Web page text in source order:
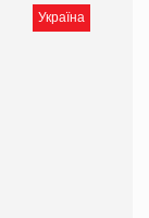
Україна